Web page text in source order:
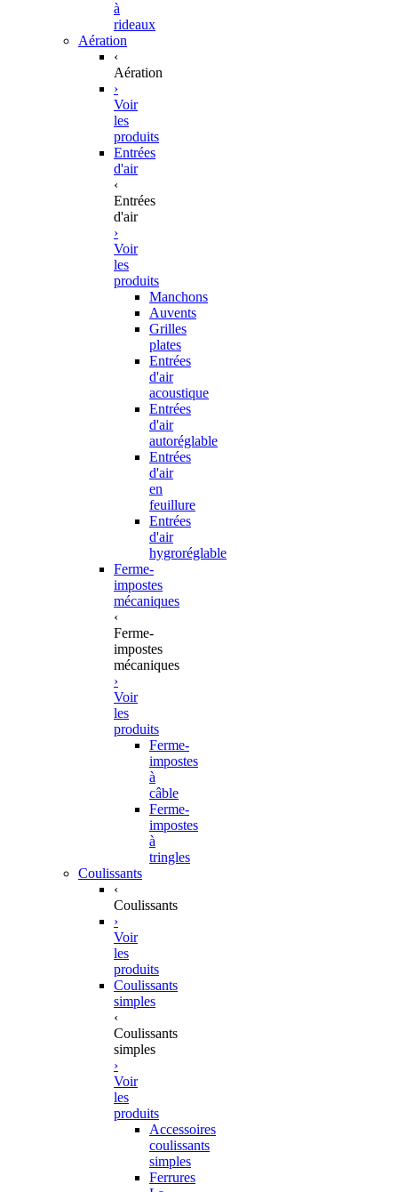
à
rideaux
Aération
‹
Aération
›
Voir
les
produits
Entrées
d'air
‹
Entrées
d'air
›
Voir
les
produits
Manchons
Auvents
Grilles
plates
Entrées
d'air
acoustique
Entrées
d'air
autoréglable
Entrées
d'air
en
feuillure
Entrées
d'air
hygroréglable
Ferme-
impostes
mécaniques
‹
Ferme-
impostes
mécaniques
›
Voir
les
produits
Ferme-
impostes
à
câble
Ferme-
impostes
à
tringles
Coulissants
‹
Coulissants
›
Voir
les
produits
Coulissants
simples
‹
Coulissants
simples
›
Voir
les
produits
Accessoires
coulissants
simples
Ferrures